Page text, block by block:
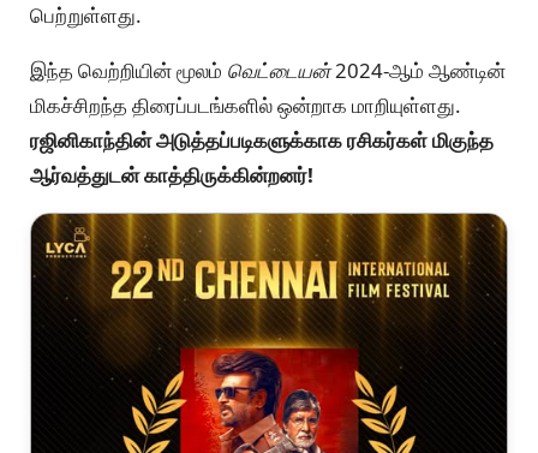
பெற்றுள்ளது.
இந்த வெற்றியின் மூலம் வெட்டையன்2024-ஆம் ஆண்டின்
மிகச்சிறந்த திரைப்படங்களில் ஒன்றாக மாறியுள்ளது.
ரஜினிகாந்தின் அடுத்தப்படிகளுக்காக ரசிகர்கள் மிகுந்த
ஆர்வத்துடன் காத்திருக்கின்றனர்!